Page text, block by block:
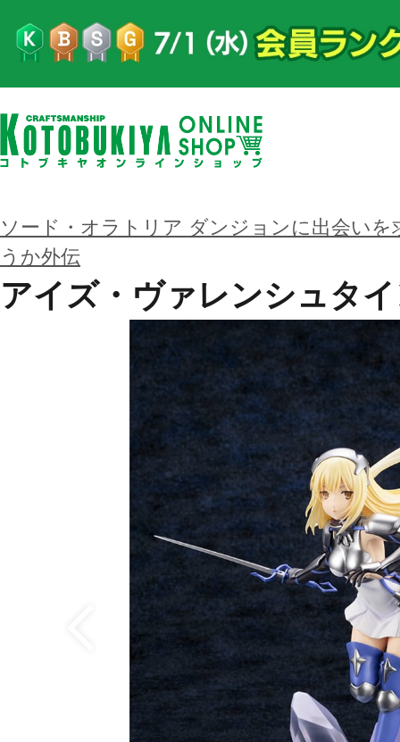
ソード・オラトリア ダンジョンに出会い
うか外伝
アイズ・ヴァレンシュタ